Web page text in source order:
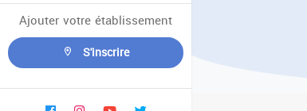
Ajouter votre établissement
S'inscrire